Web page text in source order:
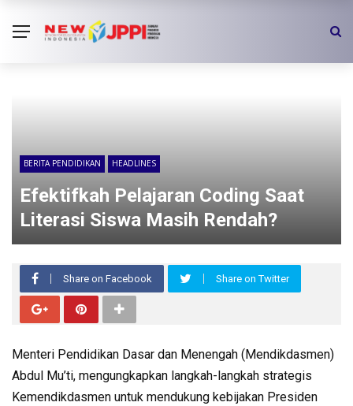
BERITA PENDIDIKAN HEADLINES
Efektifkah Pelajaran Coding Saat
Literasi Siswa Masih Rendah?
Share on Facebook Share on Twitter
Menteri Pendidikan Dasar dan Menengah (Mendikdasmen)
Abdul Mu’ti, mengungkapkan langkah-langkah strategis
Kemendikdasmen untuk mendukung kebijakan Presiden